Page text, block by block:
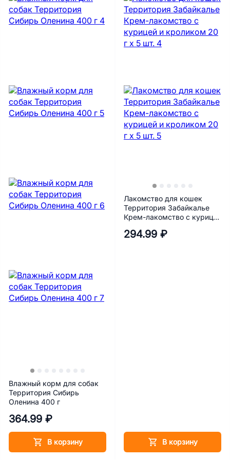
Влажный корм для собак
Территория Сибирь
Оленина 400 г
364.99 ₽
В корзину
Лакомство для кошек
Территория Забайкалье
Крем-лакомство с курицей
294.99 ₽
В корзину